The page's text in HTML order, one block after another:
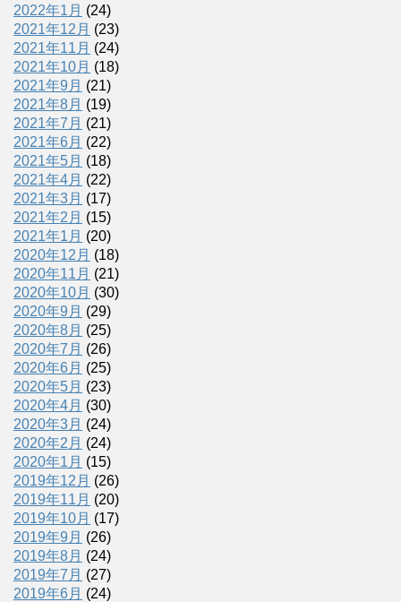
2022年1月 (24)
2021年12月 (23)
2021年11月 (24)
2021年10月 (18)
2021年9月 (21)
2021年8月 (19)
2021年7月 (21)
2021年6月 (22)
2021年5月 (18)
2021年4月 (22)
2021年3月 (17)
2021年2月 (15)
2021年1月 (20)
2020年12月 (18)
2020年11月 (21)
2020年10月 (30)
2020年9月 (29)
2020年8月 (25)
2020年7月 (26)
2020年6月 (25)
2020年5月 (23)
2020年4月 (30)
2020年3月 (24)
2020年2月 (24)
2020年1月 (15)
2019年12月 (26)
2019年11月 (20)
2019年10月 (17)
2019年9月 (26)
2019年8月 (24)
2019年7月 (27)
2019年6月 (24)